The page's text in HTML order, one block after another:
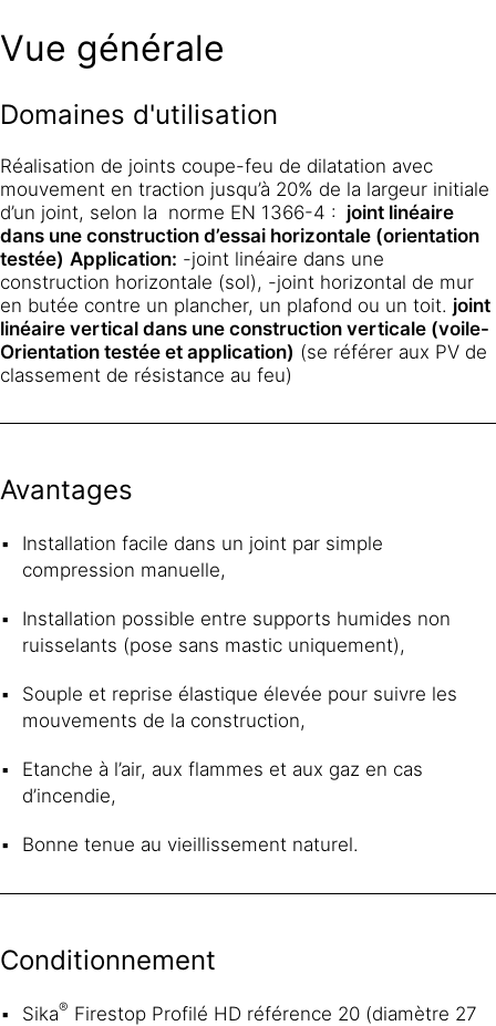
Vue générale
Domaines d'utilisation
Réalisation de joints coupe-feu de dilatation avec
mouvement en traction jusqu’à 20% de la largeur initiale
d’un joint, selon la norme EN 1366-4 : joint linéaire
dans une construction d’essai horizontale (orientation
testée) Application: -joint linéaire dans une
construction horizontale (sol), -joint horizontal de mur
en butée contre un plancher, un plafond ou un toit. joint
linéaire vertical dans une construction verticale (voile-
Orientation testée et application) (se référer aux PV de
classement de résistance au feu)
Avantages
Installation facile dans un joint par simple
compression manuelle,
Installation possible entre supports humides non
ruisselants (pose sans mastic uniquement),
Souple et reprise élastique élevée pour suivre les
mouvements de la construction,
Etanche à l’air, aux flammes et aux gaz en cas
d’incendie,
Bonne tenue au vieillissement naturel.
Conditionnement
Sika® Firestop Profilé HD référence 20 (diamètre 27